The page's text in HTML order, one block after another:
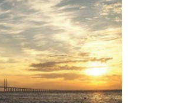
AGGIUNGI AL CARRELLO